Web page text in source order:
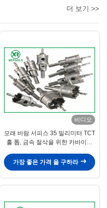
더 보기 >>
비디오
모래 바람 서피스 35 밀리미터 TCT
홀 톱, 금속 절삭을 위한 카바이드
가장 좋은 가격 을 구하라